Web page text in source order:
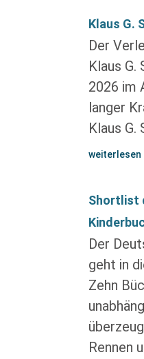
Klaus G.
Der
Klaus G.
2026 im
langer
Klaus G.
weiterlesen
Shortlist
Der
geht in
Zehn
Rennen